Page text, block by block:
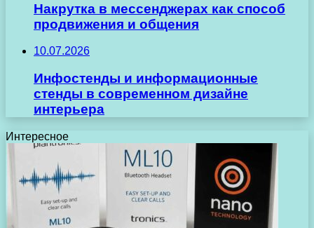
Накрутка в мессенджерах как способ
продвижения и общения
10.07.2026
Инфостенды и информационные
стенды в современном дизайне
интерьера
Интересное